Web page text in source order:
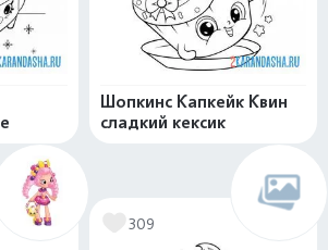
Шопкинс Капкейк Квин
сладкий кексик
309